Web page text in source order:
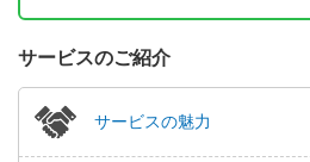
サービスのご紹介
サービスの魅力